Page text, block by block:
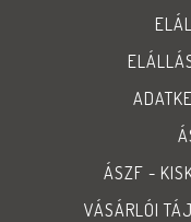
ÁSZF -
VÁSÁRLÓI